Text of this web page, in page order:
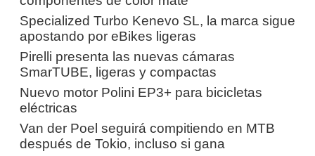
Specialized Turbo Kenevo SL, la marca sigue
apostando por eBikes ligeras
Pirelli presenta las nuevas cámaras
SmarTUBE, ligeras y compactas
Nuevo motor Polini EP3+ para bicicletas
eléctricas
Van der Poel seguirá compitiendo en MTB
después de Tokio, incluso si gana